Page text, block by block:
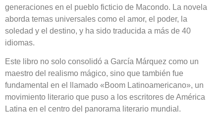
generaciones en el pueblo ficticio de Macondo. La novela
aborda temas universales como el amor, el poder, la
soledad y el destino, y ha sido traducida a más de 40
idiomas.
Este libro no solo consolidó a García Márquez como un
maestro del realismo mágico, sino que también fue
fundamental en el llamado «Boom Latinoamericano», un
movimiento literario que puso a los escritores de América
Latina en el centro del panorama literario mundial.